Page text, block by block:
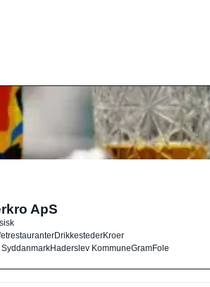
ApS
DrikkestederKroer
Haderslev KommuneGramFole